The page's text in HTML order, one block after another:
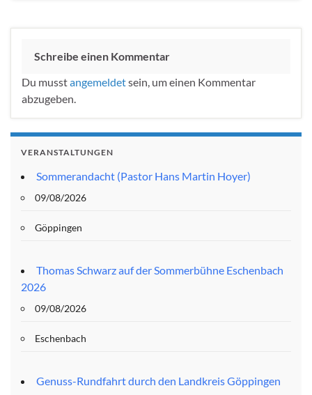
Schreibe einen Kommentar
Du musstangemeldetsein, um einen Kommentar
abzugeben.
VERANSTALTUNGEN
Sommerandacht (Pastor Hans Martin Hoyer)
09/08/2026
Göppingen
Thomas Schwarz auf der Sommerbühne Eschenbach
2026
09/08/2026
Eschenbach
Genuss-Rundfahrt durch den Landkreis Göppingen